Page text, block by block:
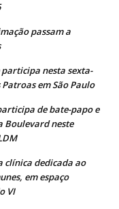
passam a
nesta sexta-
em São Paulo
de bate-papo e
Boulevard neste
clínica dedicada ao
em espaço
VI